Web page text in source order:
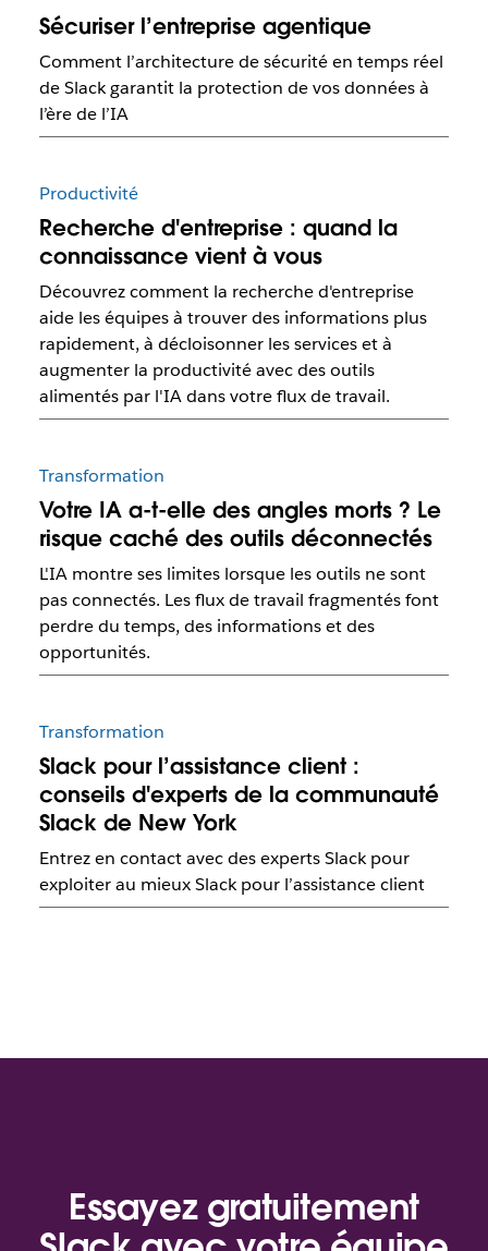
Sécuriser l’entreprise agentique
Comment l’architecture de sécurité en temps réel
de Slack garantit la protection de vos données à
l’ère de l’IA
Productivité
Recherche d'entreprise : quand la
connaissance vient à vous
Découvrez comment la recherche d'entreprise
aide les équipes à trouver des informations plus
rapidement, à décloisonner les services et à
augmenter la productivité avec des outils
alimentés par l'IA dans votre flux de travail.
Transformation
Votre IA a-t-elle des angles morts ? Le
risque caché des outils déconnectés
L'IA montre ses limites lorsque les outils ne sont
pas connectés. Les flux de travail fragmentés font
perdre du temps, des informations et des
opportunités.
Transformation
Slack pour l’assistance client :
conseils d'experts de la communauté
Slack de New York
Entrez en contact avec des experts Slack pour
exploiter au mieux Slack pour l’assistance client
Essayez gratuitement